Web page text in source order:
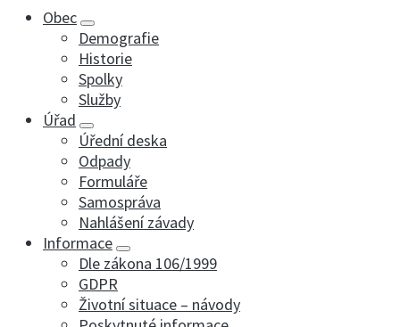
Obec
Demografie
Historie
Spolky
Služby
Úřad
Úřední deska
Odpady
Formuláře
Samospráva
Nahlášení závady
Informace
Dle zákona 106/1999
GDPR
Životní situace – návody